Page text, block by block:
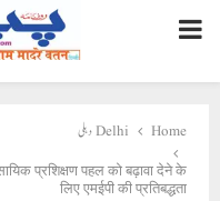
PRIMARY
MENU
Home
Delhi دہلی
प्रशिक्षण पहल को बढ़ावा देने के
लिए एमईपी की प्रतिबद्धता